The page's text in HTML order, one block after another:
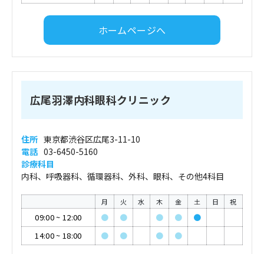
ホームページへ
広尾羽澤内科眼科クリニック
住所 東京都渋谷区広尾3-11-10
電話 03-6450-5160
診療科目
内科、呼吸器科、循環器科、外科、眼科、その他4科目
月 火 水 木 金 土 日 祝
09:00~ 12:00 ● ● ● ●
●
14:00~ 18:00 ● ● ● ●